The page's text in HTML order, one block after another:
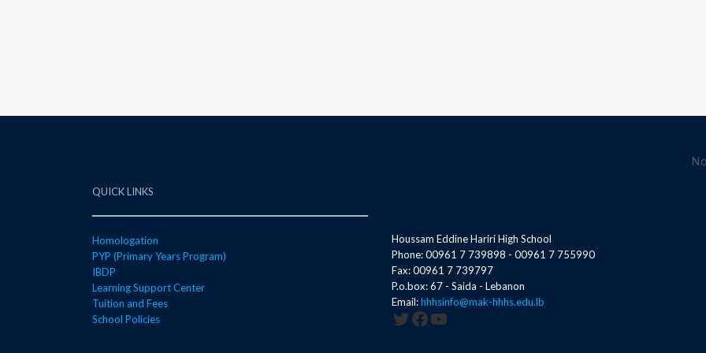
QUICK LINKS
Homologation
PYP (Primary Years Program)
IBDP
Learning Support Center
Tuition and Fees
School Policies
Houssam Eddine Hariri High School
Phone: 00961 7 739898 - 00961 7 755990
Fax: 00961 7 739797
P.o.box: 67 - Saida - Lebanon
Email:hhhsinfo@mak-hhhs.edu.lb
Twitter
Facebook
YouTube